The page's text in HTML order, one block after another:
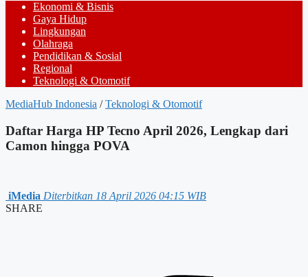
Ekonomi & Bisnis
Gaya Hidup
Lingkungan
Olahraga
Pendidikan & Sosial
Regional
Teknologi & Otomotif
MediaHub Indonesia / Teknologi & Otomotif
Daftar Harga HP Tecno April 2026, Lengkap dari
Camon hingga POVA
iMedia Diterbitkan 18 April 2026 04:15 WIB
SHARE